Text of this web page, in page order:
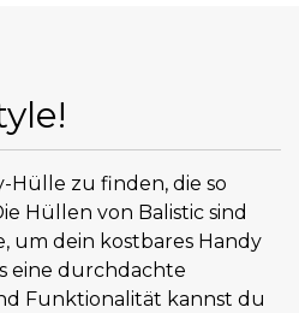
Hülle zu finden, die so
Hüllen von Balistic sind
um dein kostbares Handy
eine durchdachte
Funktionalität kannst du